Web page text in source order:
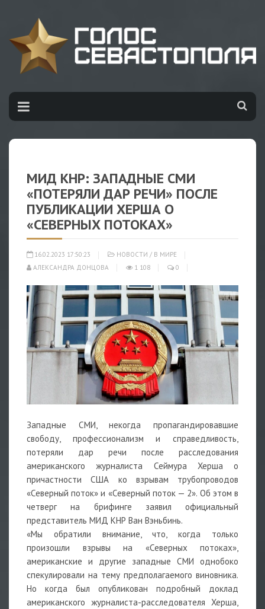
МИД КНР: ЗАПАДНЫЕ СМИ
«ПОТЕРЯЛИ ДАР РЕЧИ» ПОСЛЕ
ПУБЛИКАЦИИ ХЕРША О
«СЕВЕРНЫХ ПОТОКАХ»
16.02.2023 17:50:23 НОВОСТИ / В МИРЕ
АЛЕКСАНДРА ДОНЦОВА
1 108 0
Западные СМИ, некогда пропагандировавшие
свободу, профессионализм и справедливость,
потеряли дар речи после расследования
американского журналиста Сеймура Херша о
причастности США ко взрывам трубопроводов
«Северный поток» и «Северный поток — 2». Об этом в
четверг на брифинге заявил официальный
представитель МИД КНР Ван Вэньбинь.
«Мы обратили внимание, что, когда только
произошли взрывы на «Северных потоках»,
американские и другие западные СМИ однобоко
спекулировали на тему предполагаемого виновника.
Но когда был опубликован подробный доклад
американского журналиста-расследователя Херша,